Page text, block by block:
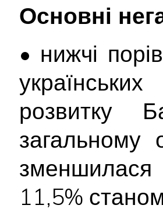
Основні
• нижчі
розвитку
загальному
11,5%